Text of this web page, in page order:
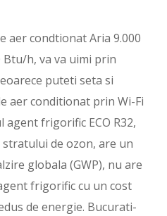
aer condtionat Aria 9.000
Btu/h, va va uimi prin
puteti seta si
aer conditionat prin Wi-Fi
frigorific ECO R32,
de ozon, are un
globala (GWP), nu are
frigorific cu un cost
de energie. Bucurati-